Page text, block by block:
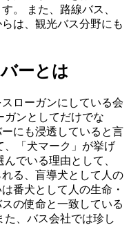
。 また、路線バス、
は、観光バス分野にも
ーとは
ローガンにしている会
ガンとしてだけでな
にも浸透していると言
、「犬マーク」が挙げ
でいる理由として、
る、盲導犬として人の
番犬として人の生命・
の使命と一致している
、バス会社では珍し